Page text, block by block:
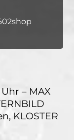
– MAX
KLOSTER